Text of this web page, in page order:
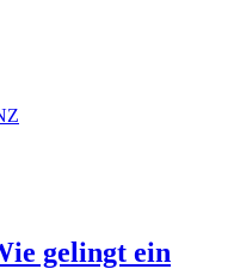
gelingt ein